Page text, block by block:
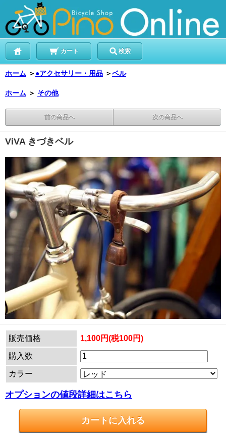
カート 検索
ホーム ＞ ●アクセサリー・用品 ＞ベル
ホーム ＞ その他
前の商品へ 次の商品へ
ViVA きづきベル
販売価格 1,100円(税100円)
購入数
カラー
オプションの値段詳細はこちら